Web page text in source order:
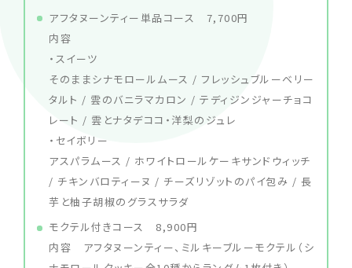
アフタヌーンティー単品コース 7,700円
内容
・スイーツ
そのままシナモロールムース / フレッシュブルーベリー
タルト / 雲のバニラマカロン / テディジンジャーチョコ
レート / 雲とナタデココ・洋梨のジュレ
・セイボリー
アスパラムース / ホワイトロールケーキサンドウィッチ
/ チキンバロティーヌ / チーズリゾットのパイ包み / 長
芋と柚子胡椒のグラスサラダ
モクテル付きコース 8,900円
内容 アフタヌーンティー、ミルキーブルーモクテル（シ